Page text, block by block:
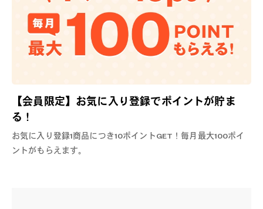
【会員限定】お気に入り登録でポイントが貯ま
る！
お気に入り登録1商品につき10ポイントGET！毎月最大100ポイ
ントがもらえます。